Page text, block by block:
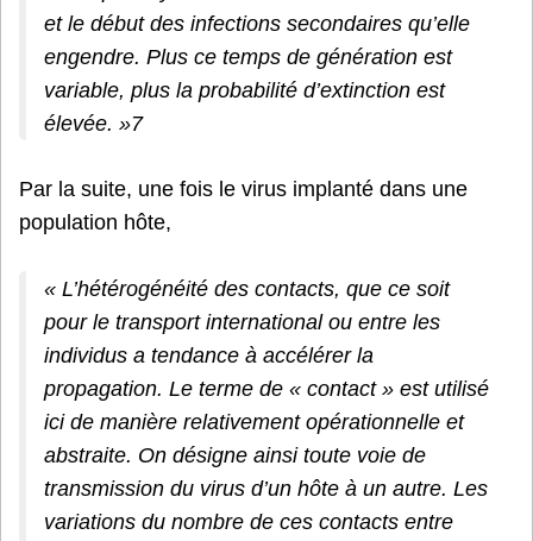
et le début des infections secondaires qu’elle
engendre. Plus ce temps de génération est
variable, plus la probabilité d’extinction est
élevée. »7
Par la suite, une fois le virus implanté dans une
population hôte,
« L’hétérogénéité des contacts, que ce soit
pour le transport international ou entre les
individus a tendance à accélérer la
propagation. Le terme de « contact » est utilisé
ici de manière relativement opérationnelle et
abstraite. On désigne ainsi toute voie de
transmission du virus d’un hôte à un autre. Les
variations du nombre de ces contacts entre